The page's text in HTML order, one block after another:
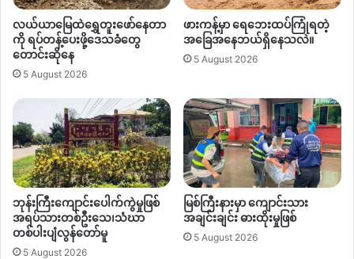
ရှိနေနေရတယ်လို့လည်း ဒေသခံတွေက ဆိုပါတယ်။
စစ်တပ်ဟာ ခုခေါ်ယူပြောဆိုတာတွေမလုပ်ခင်ကတည်းက
တွင်း ပုံမှန်လက်နက်ကြီးပစ်ခတ်နေတဲ့အတွက် ဒေသခံပြည်သူ
သတိထားကြောက်ရွံ့ရတော့မယ့်အခြေအနေရောက်နေတယ်လို့
နောက်ထပ်နမ့်ဖတ်ကာဒေသခံ တစ်ဦးက ပြောပါတယ်။
“အခုလိုပြောဆိုပြီးလုပ်လို့ကတော့ ရွာသားတွေအတွက် ပိုကြောက်ရ
တာပေါ့။ နဂိုကတည်းက ဘာမှမပြောထားရင်တောင် ဒီလောက်
ပစ်ခတ်နေတာ။ အခုတော့ ပြောပြီးမှလုပ်တယ်ဆိုတဲ့ ပုံစံရောက်သွား
တော့ ပိုပြီးဆိုးရွားလာမဲ့ အခြေအနေရှိတယ်။
နည်းနည်းပါးပါး
သေနတ်သံမြည်ရင်
ရွားသားတွေက
လယ်ယာမြေထဲရွှေတူးဖော်နေတာ
ကို ရပ်တန့်ပေးဖို့ဒေသခံတွေ
တောင်းဆိုနေ
5 August 2026
ဖားကန့်မှာ ရေဘေးထပ်ကြုံရတဲ့
အခြေအနေဘယ်ရှိနေသလဲ။
5 August 2026
ဘုန်းကြီးကျောင်းပေါက်ကွဲမှုဖြစ်
အရပ်သားတစ်ဦးသေ၊သံဃာ
တစ်ပါးပျံလွန်တော်မူ
5 August 2026
မြစ်ကြီးနားမှာ ကျောင်းသား
အချင်းချင်း ဓားထိုးမှုဖြစ်
5 August 2026